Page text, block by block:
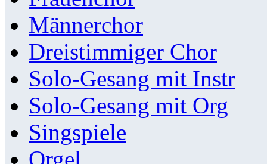
Männerchor
Dreistimmiger Chor
Solo-Gesang mit Instr
Solo-Gesang mit Org
Singspiele